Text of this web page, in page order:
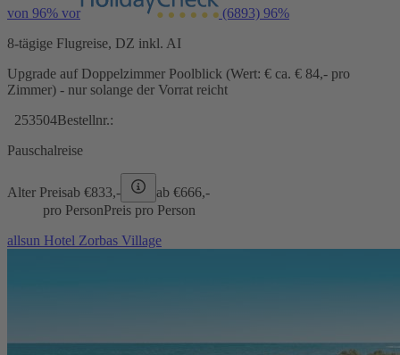
von 96% vor (6893) 96%
8-tägige Flugreise, DZ inkl. AI
Upgrade auf Doppelzimmer Poolblick (Wert: € ca. € 84,- pro
Zimmer) - nur solange der Vorrat reicht
253504Bestellnr.:
Pauschalreise
Alter Preisab €833,- ab €666,-
pro PersonPreis pro Person
allsun Hotel Zorbas Village